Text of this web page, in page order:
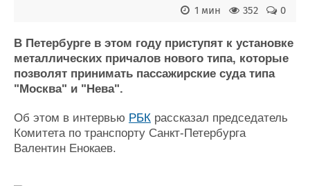
Судостроение
Пульс
Новости
Репутация
Работа
Крюинг
Торговая площадка
Доска объявлений
Продажа флота
Изделия
Материалы
0
352
1 мин
В Петербурге в этом году приступят к установке
металлических причалов нового типа, которые
позволят принимать пассажирские суда типа
"Москва" и "Нева".
Об этом в интервью РБК рассказал председатель
Комитета по транспорту Санкт-Петербурга
Валентин Енокаев.